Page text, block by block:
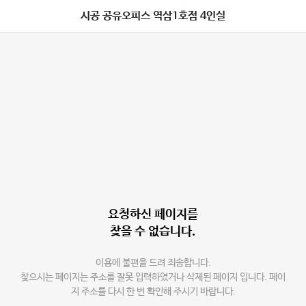
시공 공유오피스 역삼1호점 4인실
요청하신 페이지를
찾을 수 없습니다.
이용에 불편을 드려 죄송합니다.
찾으시는 페이지는 주소를 잘못 입력하였거나 삭제된 페이지 입니다. 페이
지 주소를 다시 한 번 확인해 주시기 바랍니다.